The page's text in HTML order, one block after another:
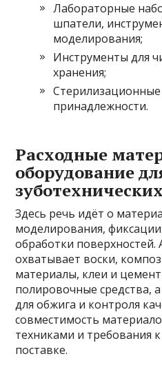
Лабораторные
шпатели,
моделирования;
Инструменты для
хранения;
принадлежности.
Расходные
оборудование
Здесь речь идёт о
моделирования,
обработки поверхностей.
охватывает воски,
материалы, клеи и
полировочные средства,
для обжига и контроля
совместимость
техниками и требования
поставке.